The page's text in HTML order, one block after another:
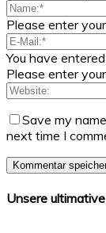
Please enter
You have
Please enter
Save my
next time I
Unsere